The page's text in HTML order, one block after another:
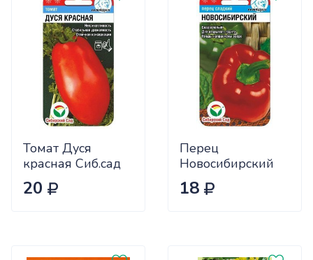
Томат Дуся
красная Сиб.сад
Ц
20
Перец
Новосибирский
(ранний) Сиб.сад
Ц
18